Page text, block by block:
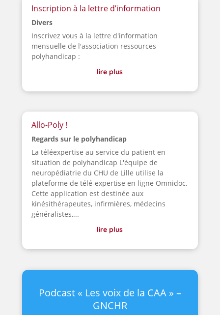
Inscription à la lettre d’information
Divers
Inscrivez vous à la lettre d'information
mensuelle de l'association ressources
polyhandicap :
lire plus
Allo-Poly !
Regards sur le polyhandicap
La téléexpertise au service du patient en
situation de polyhandicap L'équipe de
neuropédiatrie du CHU de Lille utilise la
plateforme de télé-expertise en ligne Omnidoc.
Cette application est destinée aux
kinésithérapeutes, infirmières, médecins
généralistes,...
lire plus
Podcast « Les voix de la CAA » –
GNCHR